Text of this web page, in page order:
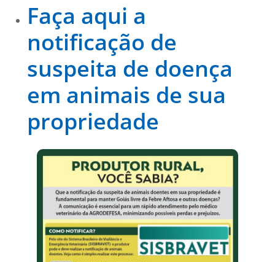
Faça aqui a
notificação de
suspeita de doença
em animais de sua
propriedade